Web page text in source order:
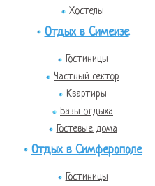
Хостелы
Отдых в Симеизе
Гостиницы
Частный сектор
Квартиры
Базы отдыха
Гостевые дома
Отдых в Симферополе
Гостиницы